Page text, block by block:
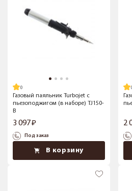
Газовый паяльник Turbojet с
пьезоподжигом (в наборе) TJ150-
B
3 097
Под заказ
В корзину
2